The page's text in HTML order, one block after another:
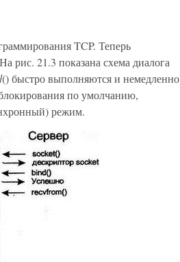
TCP. Теперь
рис. 21.3 показана схема диалога
() быстро выполняются и немедленно
по умолчанию,
режим.